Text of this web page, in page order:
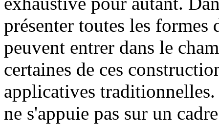
présenter toutes les
peuvent entrer dans le
certaines de ces
applicatives
ne s'appuie pas sur un